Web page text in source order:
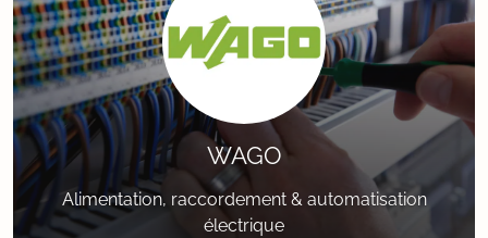
WAGO
Alimentation, raccordement & automatisation
électrique